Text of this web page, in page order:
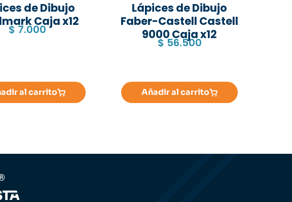
de Dibujo
Caja x12
$7.000
al carrito
Lápices de Dibujo
Faber-Castell Castell
9000 Caja x12
$56.500
Añadir al carrito